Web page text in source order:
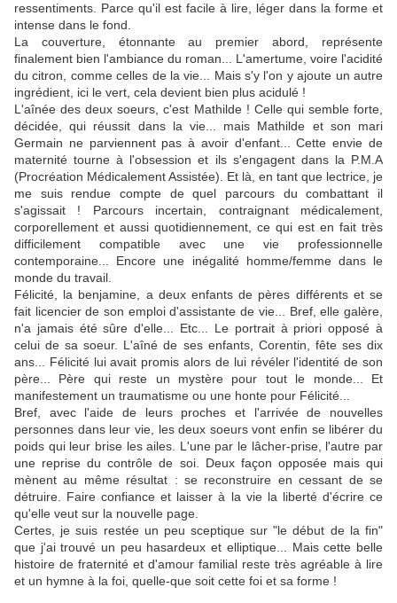
ressentiments. Parce qu'il est facile à lire, léger dans la forme et
intense dans le fond.
La couverture, étonnante au premier abord, représente
finalement bien l'ambiance du roman... L'amertume, voire l'acidité
du citron, comme celles de la vie... Mais s'y l'on y ajoute un autre
ingrédient, ici le vert, cela devient bien plus acidulé !
L'aînée des deux soeurs, c'est Mathilde ! Celle qui semble forte,
décidée, qui réussit dans la vie... mais Mathilde et son mari
Germain ne parviennent pas à avoir d'enfant... Cette envie de
maternité tourne à l'obsession et ils s'engagent dans la P.M.A
(Procréation Médicalement Assistée). Et là, en tant que lectrice, je
me suis rendue compte de quel parcours du combattant il
s'agissait ! Parcours incertain, contraignant médicalement,
corporellement et aussi quotidiennement, ce qui est en fait très
difficilement compatible avec une vie professionnelle
contemporaine... Encore une inégalité homme/femme dans le
monde du travail.
Félicité, la benjamine, a deux enfants de pères différents et se
fait licencier de son emploi d'assistante de vie... Bref, elle galère,
n'a jamais été sûre d'elle... Etc... Le portrait à priori opposé à
celui de sa soeur. L'aîné de ses enfants, Corentin, fête ses dix
ans... Félicité lui avait promis alors de lui révéler l'identité de son
père... Père qui reste un mystère pour tout le monde... Et
manifestement un traumatisme ou une honte pour Félicité...
Bref, avec l'aide de leurs proches et l'arrivée de nouvelles
personnes dans leur vie, les deux soeurs vont enfin se libérer du
poids qui leur brise les ailes. L'une par le lâcher-prise, l'autre par
une reprise du contrôle de soi. Deux façon opposée mais qui
mènent au même résultat : se reconstruire en cessant de se
détruire. Faire confiance et laisser à la vie la liberté d'écrire ce
qu'elle veut sur la nouvelle page.
Certes, je suis restée un peu sceptique sur "le début de la fin"
que j'ai trouvé un peu hasardeux et elliptique... Mais cette belle
histoire de fraternité et d'amour familial reste très agréable à lire
et un hymne à la foi, quelle-que soit cette foi et sa forme !